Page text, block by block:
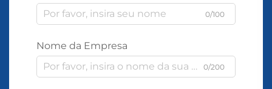
0/100
Nome da Empresa
0/200